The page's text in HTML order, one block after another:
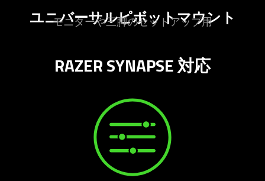
ユニバーサルピボットマウント
モニターや三脚のセットアップ用
RAZER SYNAPSE 対応